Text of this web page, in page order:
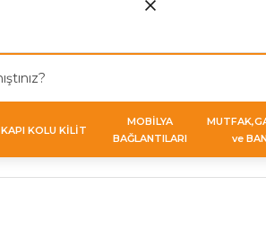
KAPI KOLU KİLİT
MOBİLYA
BAĞLANTILARI
ve